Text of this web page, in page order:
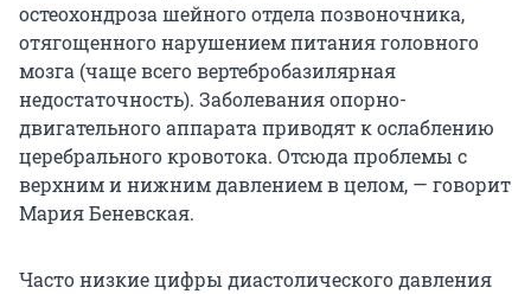
остеохондроза шейного отдела позвоночника,
отягощенного нарушением питания головного
мозга (чаще всего вертебробазилярная
недостаточность). Заболевания опорно-
двигательного аппарата приводят к ослаблению
церебрального кровотока. Отсюда проблемы с
верхним и нижним давлением в целом, — говорит
Мария Беневская.
Часто низкие цифры диастолического давления